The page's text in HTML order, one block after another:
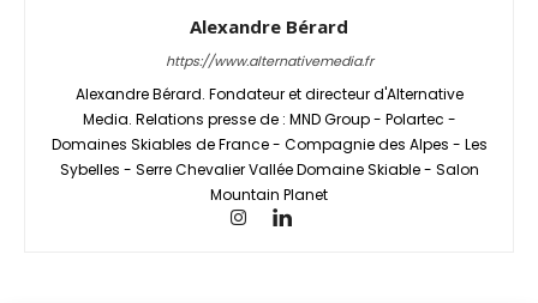
Alexandre Bérard
https://www.alternativemedia.fr
Alexandre Bérard. Fondateur et directeur d'Alternative
Media. Relations presse de : MND Group - Polartec -
Domaines Skiables de France - Compagnie des Alpes - Les
Sybelles - Serre Chevalier Vallée Domaine Skiable - Salon
Mountain Planet